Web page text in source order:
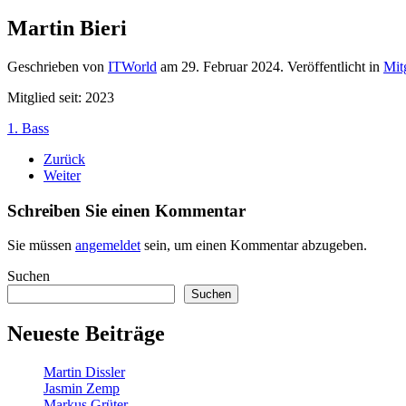
Martin Bieri
Geschrieben von ITWorld am 29. Februar 2024. Veröffentlicht in
Mitglied seit: 2023
1. Bass
Zurück
Weiter
Schreiben Sie einen Kommentar
Sie müssen angemeldet sein, um einen Kommentar abzugeben.
Suchen
Suchen
Neueste Beiträge
Martin Dissler
Jasmin Zemp